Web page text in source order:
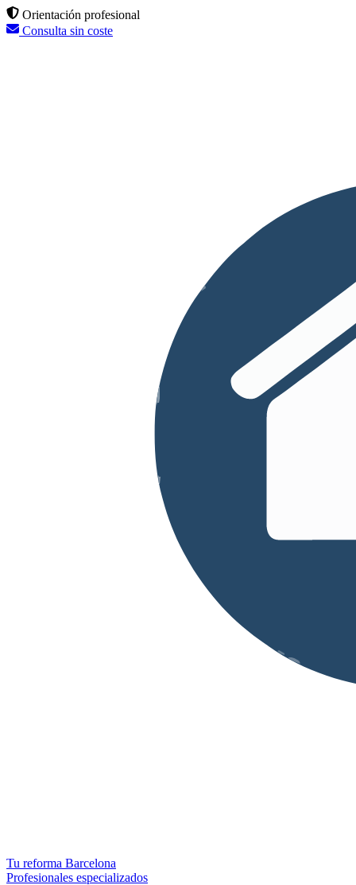
Orientación profesional
Consulta sin coste
Tu reforma Barcelona
Profesionales especializados